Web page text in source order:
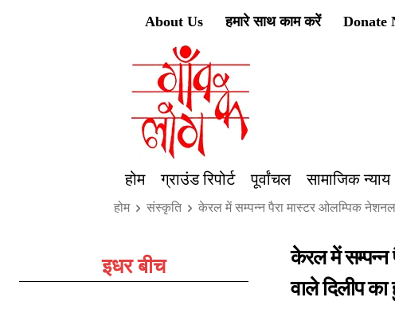
About Us हमारे साथ काम करें Donate
होम ग्राउंड रिपोर्ट पूर्वांचल सामाजिक न्याय
होम संस्कृति केरल में सम्पन्न पैरा मास्टर ओलम्पिक
इधर बीच
केरल में सम्पन्न
वाले दिलीप